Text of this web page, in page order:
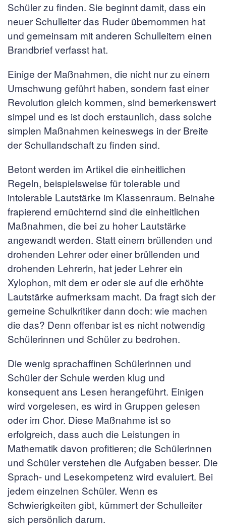
Schüler zu finden. Sie beginnt damit, dass ein
neuer Schulleiter das Ruder übernommen hat
und gemeinsam mit anderen Schulleitern einen
Brandbrief verfasst hat.
Einige der Maßnahmen, die nicht nur zu einem
Umschwung geführt haben, sondern fast einer
Revolution gleich kommen, sind bemerkenswert
simpel und es ist doch erstaunlich, dass solche
simplen Maßnahmen keineswegs in der Breite
der Schullandschaft zu finden sind.
Betont werden im Artikel die einheitlichen
Regeln, beispielsweise für tolerable und
intolerable Lautstärke im Klassenraum. Beinahe
frapierend ernüchternd sind die einheitlichen
Maßnahmen, die bei zu hoher Lautstärke
angewandt werden. Statt einem brüllenden und
drohenden Lehrer oder einer brüllenden und
drohenden Lehrerin, hat jeder Lehrer ein
Xylophon, mit dem er oder sie auf die erhöhte
Lautstärke aufmerksam macht. Da fragt sich der
gemeine Schulkritiker dann doch: wie machen
die das? Denn offenbar ist es nicht notwendig
Schülerinnen und Schüler zu bedrohen.
Die wenig sprachaffinen Schülerinnen und
Schüler der Schule werden klug und
konsequent ans Lesen herangeführt. Einigen
wird vorgelesen, es wird in Gruppen gelesen
oder im Chor. Diese Maßnahme ist so
erfolgreich, dass auch die Leistungen in
Mathematik davon profitieren; die Schülerinnen
und Schüler verstehen die Aufgaben besser. Die
Sprach- und Lesekompetenz wird evaluiert. Bei
jedem einzelnen Schüler. Wenn es
Schwierigkeiten gibt, kümmert der Schulleiter
sich persönlich darum.